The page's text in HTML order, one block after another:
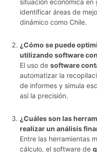
situación económica
identificar áreas de
dinámico como Chile.
¿Cómo se puede
utilizando software
El uso de software
automatizar la
de informes y simula
así la precisión.
¿Cuáles son las
realizar un análisis
Entre las herramientas
cálculo, el software de